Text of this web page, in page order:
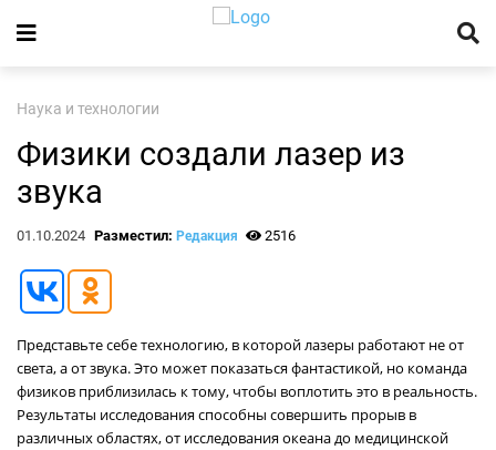
Наука и технологии
Физики создали лазер из
звука
01.10.2024 Разместил: Редакция 2516
Представьте себе технологию, в которой лазеры работают не от
света, а от звука. Это может показаться фантастикой, но команда
физиков приблизилась к тому, чтобы воплотить это в реальность.
Результаты исследования способны совершить прорыв в
различных областях, от исследования океана до медицинской